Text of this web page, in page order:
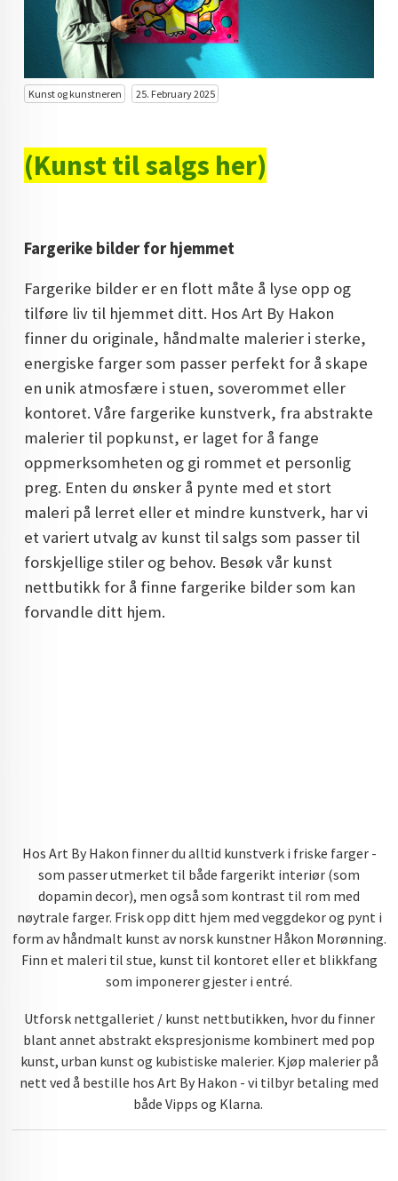
KUNST INVESTERING
KUNSTSTILER
FARGETEORI
POP ART
KUNSTNER BLOGG - EN KUNSTNERS DAGBOK
STORE MALERIER TIL STUE
NORSK KUNST
DOPAMIN DECOR NORGE
Kunst og kunstneren 25. February 2025
(Kunst til salgs her)
Fargerike bilder for hjemmet
Fargerike bilder er en flott måte å lyse opp og
tilføre liv til hjemmet ditt. Hos Art By Hakon
finner du originale, håndmalte malerier i sterke,
energiske farger som passer perfekt for å skape
en unik atmosfære i stuen, soverommet eller
kontoret. Våre fargerike kunstverk, fra abstrakte
malerier til popkunst, er laget for å fange
oppmerksomheten og gi rommet et personlig
preg. Enten du ønsker å pynte med et stort
maleri på lerret eller et mindre kunstverk, har vi
et variert utvalg av kunst til salgs som passer til
forskjellige stiler og behov. Besøk vår kunst
nettbutikk for å finne fargerike bilder som kan
forvandle ditt hjem.
Hos Art By Hakon finner du alltid kunstverk i friske farger -
som passer utmerket til både fargerikt interiør (som
dopamin decor), men også som kontrast til rom med
nøytrale farger. Frisk opp ditt hjem med veggdekor og pynt i
form av håndmalt kunst av norsk kunstner Håkon Morønning.
Finn et maleri til stue, kunst til kontoret eller et blikkfang
som imponerer gjester i entré.
Utforsk nettgalleriet / kunst nettbutikken, hvor du finner
blant annet abstrakt ekspresjonisme kombinert med pop
kunst, urban kunst og kubistiske malerier. Kjøp malerier på
nett ved å bestille hos Art By Hakon - vi tilbyr betaling med
både Vipps og Klarna.